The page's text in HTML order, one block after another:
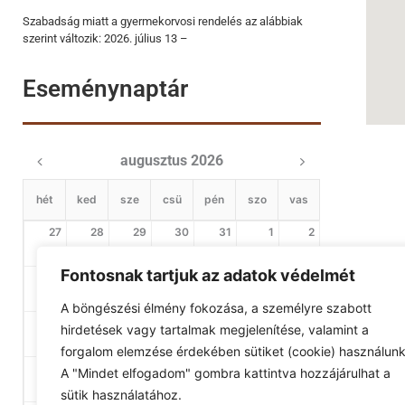
Fontosnak tartjuk az adatok védelmét
A böngészési élmény fokozása, a személyre szabott
hirdetések vagy tartalmak megjelenítése, valamint a
forgalom elemzése érdekében sütiket (cookie)
A "Mindet elfogadom" gombra kattintva hozzájárulhat a
sütik használatához.
Szabadság miatt a gyermekorvosi rendelés az alábbiak
szerint változik: 2026. július 13 –
Eseménynaptár
augusztus 2026
hét ked sze csü pén szo vas
27 28 29 30 31 1 2
4 5 6 7 8 9
11 13
18 19 20 21 22 23